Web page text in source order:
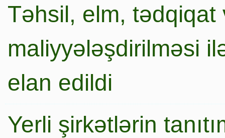
Təhsil, elm,
maliyyələşdirilməsi
elan edildi
Yerli şirkətlərin